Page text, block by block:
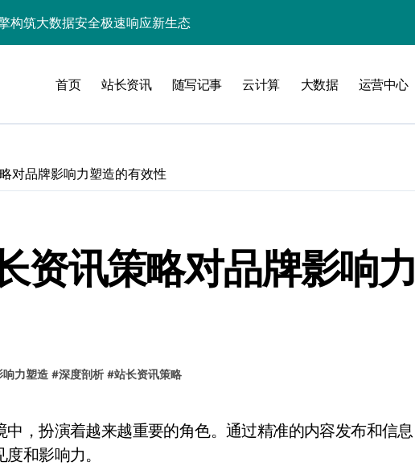
构筑大数据安全极速响应新生态
处理点燃创业新引擎
驱动大数据精准策援政策
程序科技化高效开发新范式
流处理引擎智能高效构建探索
理架构的智能优化革新
术赋能科技新飞跃
首页 站长资讯 随写记事 云计算 大数据 运营中心
对品牌影响力塑造的有效性
资讯策略对品牌影响力
响力塑造 #深度剖析 #站长资讯策略
和影响力。